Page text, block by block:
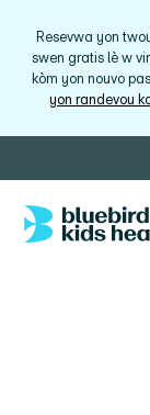
Resevwa yon
swen gratis lè w
kòm yon nouvo
yon randevou